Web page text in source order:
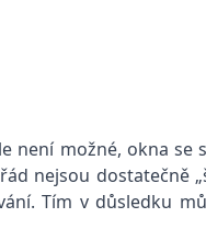
není možné, okna
nejsou dostatečně
Tím v důsledku